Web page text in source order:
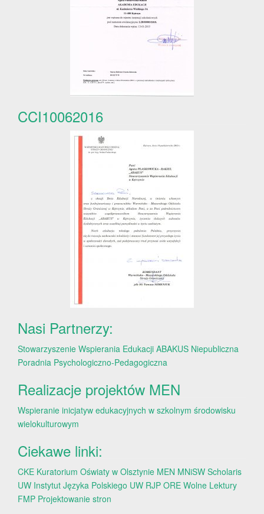
CCI10062016
Nasi Partnerzy:
Stowarzyszenie Wspierania Edukacji ABAKUS Niepubliczna
Poradnia Psychologiczno-Pedagogiczna
Realizacje projektów MEN
Wspieranie inicjatyw edukacyjnych w szkolnym środowisku
wielokulturowym
Ciekawe linki:
CKE Kuratorium Oświaty w Olsztynie MEN MNiSW Scholaris
UW Instytut Języka Polskiego UW RJP ORE Wolne Lektury
FMP Projektowanie stron